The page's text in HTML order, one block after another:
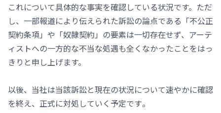
これについて具体的な事実を確認している状況です。ただ
し、一部報道により伝えられた訴訟の論点である「不公正
契約条項」や「奴隷契約」の要素は一切存在せず、アーテ
ィストへの一方的な不当な処遇も全くなかったことをはっ
きりと申し上げます。
以後、当社は当該訴訟と現在の状況について速やかに確認
を終え、正式に対処していく予定です​​。